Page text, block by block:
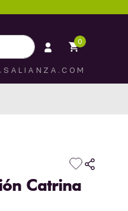
0
Catrina